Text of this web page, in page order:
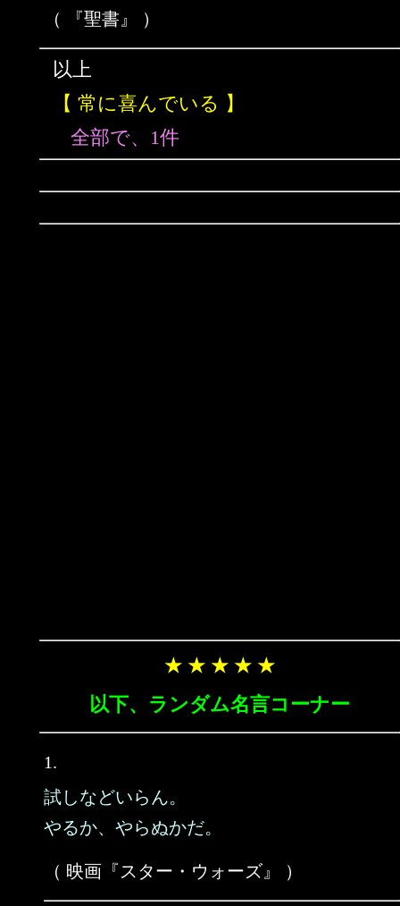
（ 『聖書』 ）
以上
【 常に喜んでいる 】
全部で、1件
★ ★ ★ ★ ★
以下、ランダム名言コーナー
1.
試しなどいらん。
やるか、やらぬかだ。
（ 映画『スター・ウォーズ』 ）